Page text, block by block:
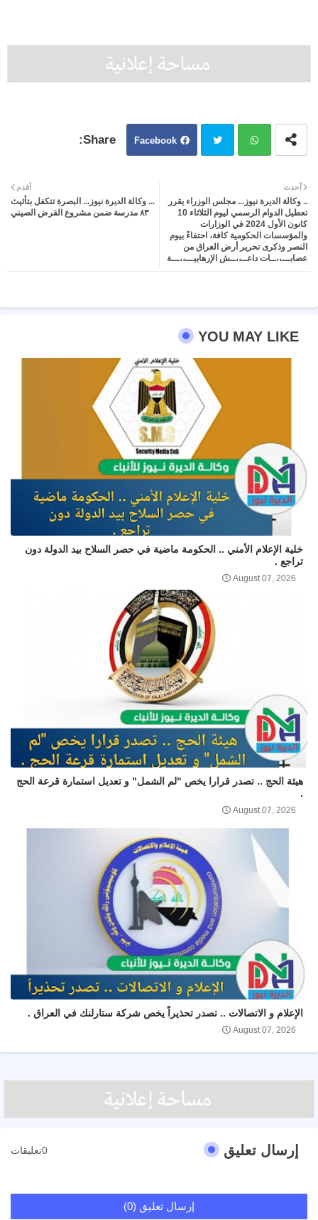
Facebook
ter atsa
pp
أحدث
.. وكالة الديرة نيوز... مجلس الوزراء يقرر
تعطيل الدوام الرسمي ليوم الثلاثاء 10
كانون الأول 2024 في الوزارات
والمؤسسات الحكومية كافة، احتفاءً بيوم
النصر وذكرى تحرير أرض العراق من
عصابـــ،،ــات داعــ،،ــش الإرهابيـــ،،ـــة
أقدم
... وكالة الديرة نيوز... البصرة تتكفل بتأثيث
٨٣ مدرسة ضمن مشروع القرض الصيني
YOU MAY LIKE
خلية الإعلام الأمني .. الحكومة ماضية في حصر السلاح بيد الدولة دون
تراجع .
August 07, 2026
هيئة الحج .. تصدر قرارا يخص "لم الشمل" و تعديل استمارة قرعة الحج
.
August 07, 2026
الإعلام و الاتصالات .. تصدر تحذيراً يخص شركة ستارلنك في العراق .
August 07, 2026
إرسال تعليق 0تعليقات
إرسال تعليق (0)